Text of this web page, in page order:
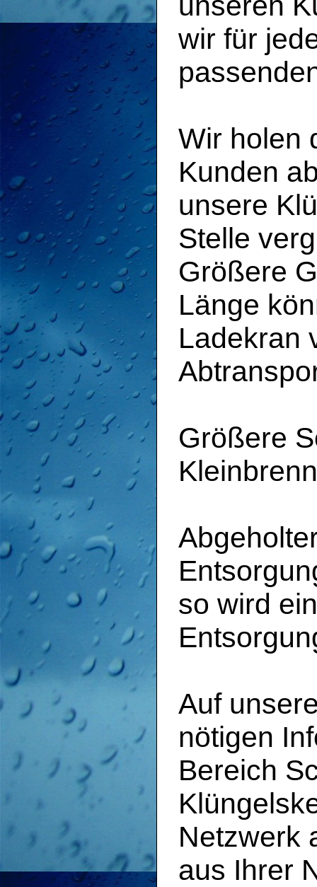
wir für
Wir holen
Kunden
unsere
Stelle
Größere
Länge
Ladekran
Größere
so wird
Auf
nötigen
Bereich
Netzwerk
aus Ihrer